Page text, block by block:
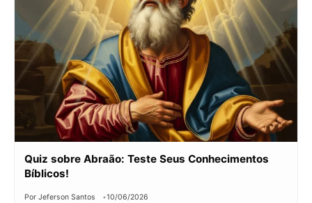
Quiz sobre Abraão: Teste Seus Conhecimentos
Bíblicos!
Por Jeferson Santos 10/06/2026